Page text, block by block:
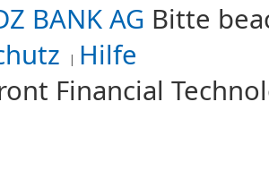
BANK AG Bitte
Hilfe
Financial